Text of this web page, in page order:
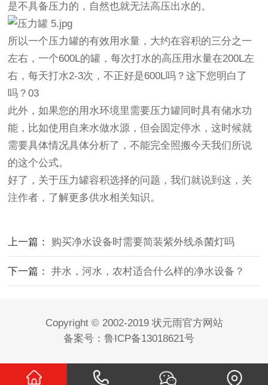
是不具备压力的，自然也就无法高压出水的。
所以一个压力罐的有效用水量，大约在容积的三分之一
左右，一个600L的罐，每次打水的高压用水量在200L左
右，每天打水2-3次，不正好是600L吗？这下您明白了
吗？03
此外，如果您的用水环境里需要压力罐同时具有储水功
能，比如使用自来水做水源，但会固定停水，这时候就
需要具体情况具体分析了，不能完全照搬今天我们所说
的这个公式。
好了，关于压力罐容积选择的问题，我们就说到这，关
注作者，了解更多供水相关知识。
上一篇： 购买净水设备时需要简装紫外线杀菌灯吗
下一篇：井水，河水，农村适合什么样的净水设备？
Copyright © 2002-2019 状元雨官方网站
备案号：鲁ICP备13018621号